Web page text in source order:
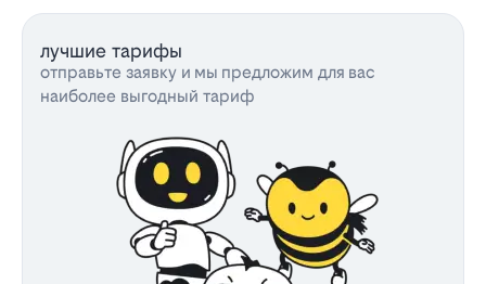
лучшие тарифы
отправьте заявку и мы предложим для вас
наиболее выгодный тариф